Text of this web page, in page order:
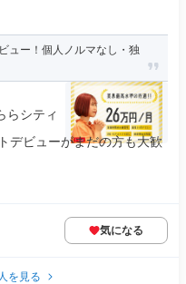
ュー！個人ノルマなし・独
らシティ
デビューがまだの方も大歓
気になる
を見る